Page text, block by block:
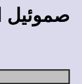
صموئيل